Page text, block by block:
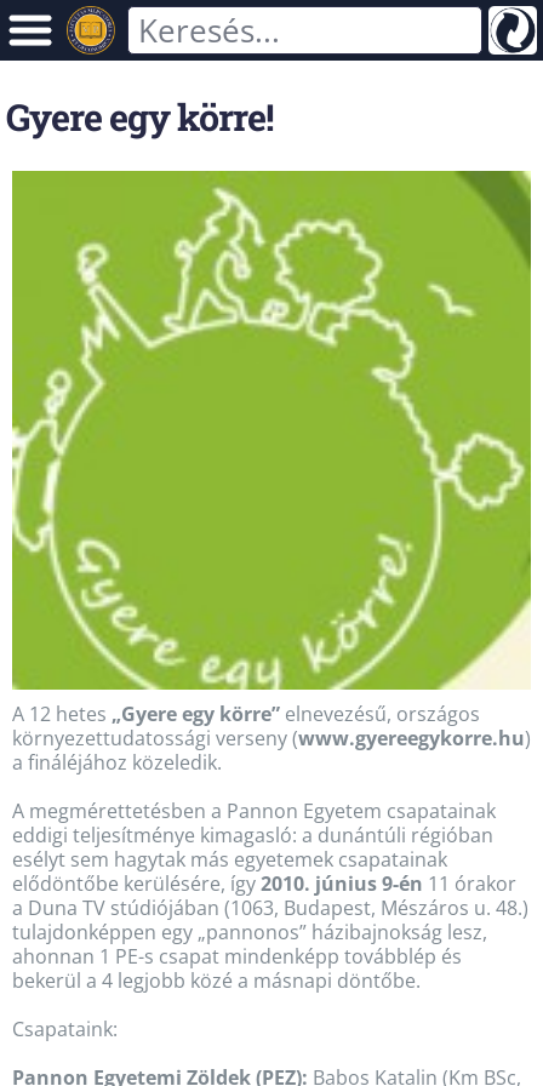
Gyere egy körre!
A 12 hetes „Gyere egy körre” elnevezésű, országos
környezettudatossági verseny (www.gyereegykorre.hu)
a fináléjához közeledik.
A megmérettetésben a Pannon Egyetem csapatainak
eddigi teljesítménye kimagasló: a dunántúli régióban
esélyt sem hagytak más egyetemek csapatainak
elődöntőbe kerülésére, így2010. június 9-én 11 órakor
a Duna TV stúdiójában (1063, Budapest, Mészáros u. 48.)
tulajdonképpen egy „pannonos” házibajnokság lesz,
ahonnan 1 PE-s csapat mindenképp továbblép és
bekerül a 4 legjobb közé a másnapi döntőbe.
Csapataink:
Pannon Egyetemi Zöldek (PEZ): Babos Katalin (Km BSc,